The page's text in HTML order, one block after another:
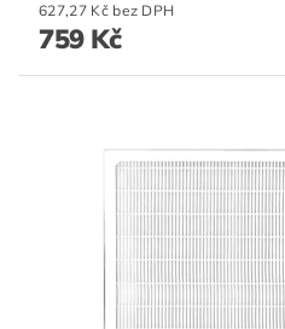
627,27 Kč bez DPH
759 Kč